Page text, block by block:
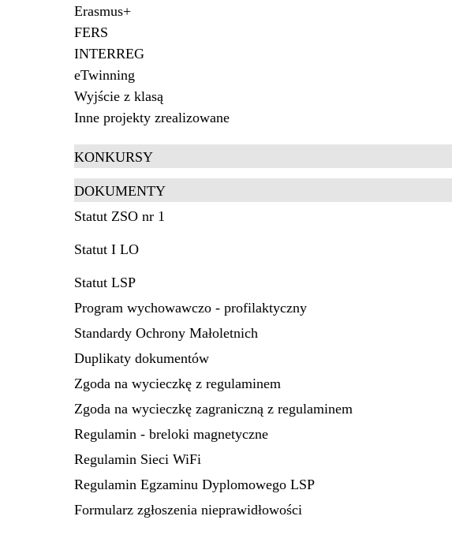
Erasmus+
FERS
INTERREG
eTwinning
Wyjście z klasą
Inne projekty zrealizowane
KONKURSY
DOKUMENTY
Statut ZSO nr 1
Statut I LO
Statut LSP
Program wychowawczo - profilaktyczny
Standardy Ochrony Małoletnich
Duplikaty dokumentów
Zgoda na wycieczkę z regulaminem
Zgoda na wycieczkę zagraniczną z regulaminem
Regulamin - breloki magnetyczne
Regulamin Sieci WiFi
Regulamin Egzaminu Dyplomowego LSP
Formularz zgłoszenia nieprawidłowości